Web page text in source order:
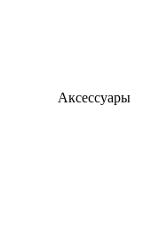
Аксессуары